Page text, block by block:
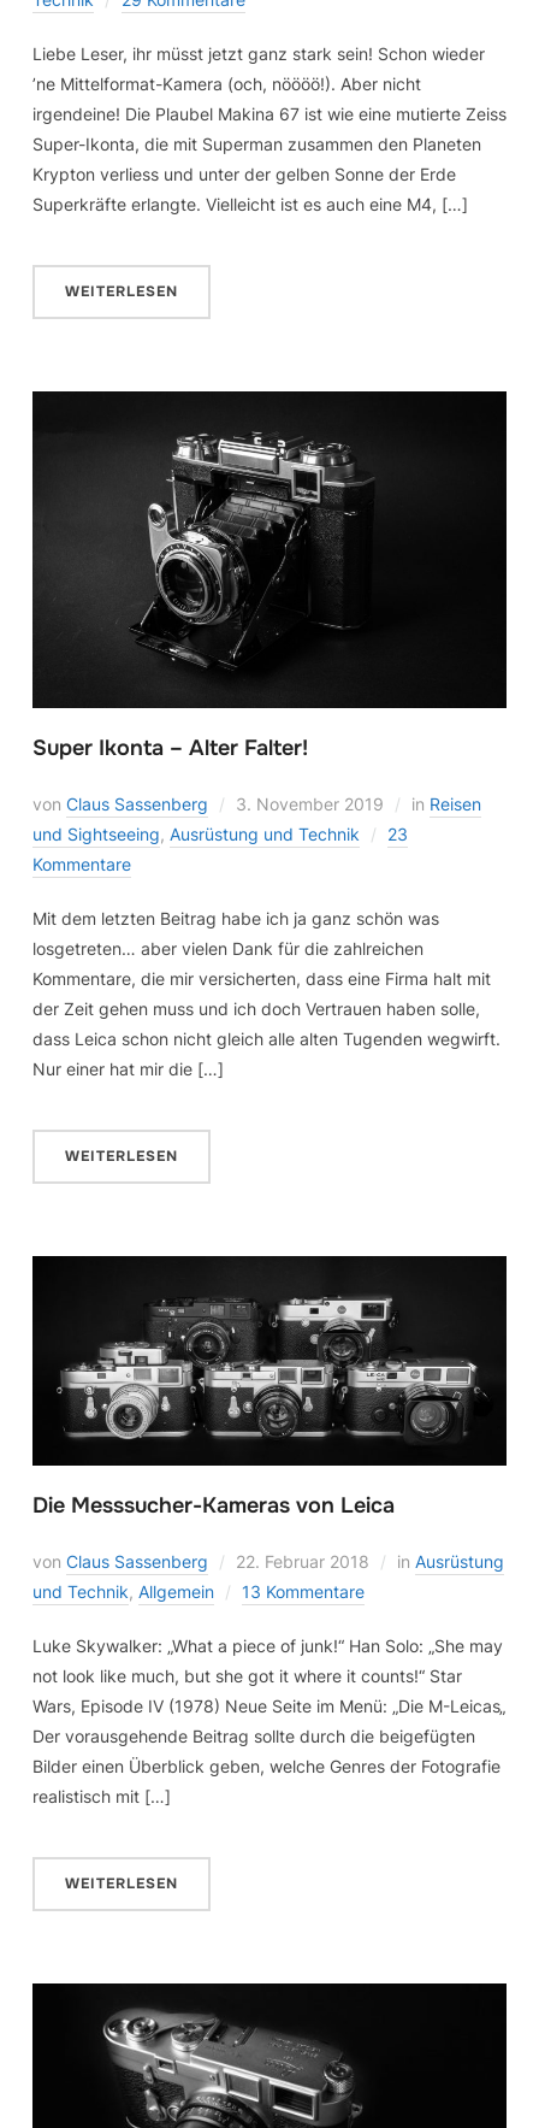
Liebe Leser, ihr müsst jetzt ganz stark sein! Schon wieder
’ne Mittelformat-Kamera (och, nöööö!). Aber nicht
irgendeine! Die Plaubel Makina 67 ist wie eine mutierte Zeiss
Super-Ikonta, die mit Superman zusammen den Planeten
Krypton verliess und unter der gelben Sonne der Erde
Superkräfte erlangte. Vielleicht ist es auch eine M4, […]
WEITERLESEN
Super Ikonta – Alter Falter!
von Claus Sassenberg 3. November 2019 in Reisen
und Sightseeing, Ausrüstung und Technik
23
Kommentare
Mit dem letzten Beitrag habe ich ja ganz schön was
losgetreten… aber vielen Dank für die zahlreichen
Kommentare, die mir versicherten, dass eine Firma halt mit
der Zeit gehen muss und ich doch Vertrauen haben solle,
dass Leica schon nicht gleich alle alten Tugenden wegwirft.
Nur einer hat mir die […]
WEITERLESEN
Die Messsucher-Kameras von Leica
von Claus Sassenberg 22. Februar 2018 in Ausrüstung
und Technik, Allgemein 13 Kommentare
Luke Skywalker: „What a piece of junk!“ Han Solo: „She may
not look like much, but she got it where it counts!“ Star
Wars, Episode IV (1978) Neue Seite im Menü: „Die M-Leicas„
Der vorausgehende Beitrag sollte durch die beigefügten
Bilder einen Überblick geben, welche Genres der Fotografie
realistisch mit […]
WEITERLESEN